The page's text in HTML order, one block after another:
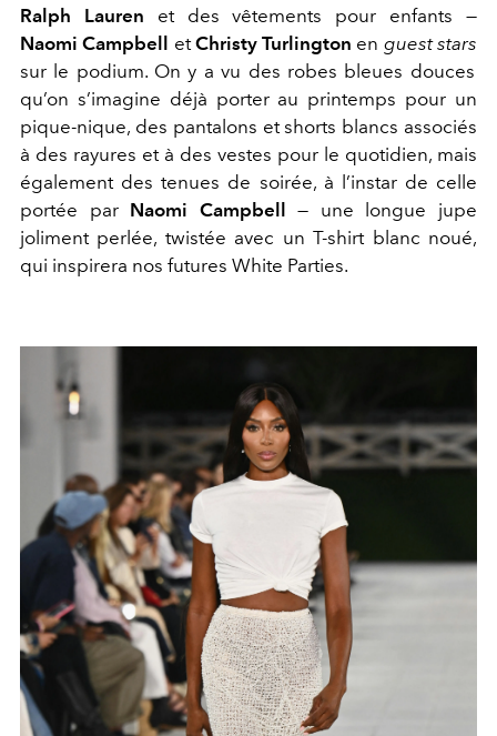
Ralph Lauren et des vêtements pour enfants —
Naomi Campbell etChristy Turlington en guest stars
sur le podium. On y a vu des robes bleues douces
qu’on s’imagine déjà porter au printemps pour un
pique-nique, des pantalons et shorts blancs associés
à des rayures et à des vestes pour le quotidien, mais
également des tenues de soirée, à l’instar de celle
portée par Naomi Campbell— une longue jupe
joliment perlée, twistée avec un T-shirt blanc noué,
qui inspirera nos futures White Parties.